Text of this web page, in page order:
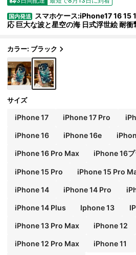
国内発送 スマホケース:iPhone17 16 15
応 巨大な波と星空の海 日式浮世絵 耐衝
カラー: ブラック
サイズ
iPhone 17 iPhone 17 Pro
iPhone 16 iPhone 16e
iPhone 16 Pro Max iPhone 16プ
iPhone 15 Pro iPhone 15 Pro
iPhone 14 iPhone 14 Pro
iPhone 14 Plus Iphone 13
iPhone 13 Pro Max iPhone 12
iPhone 12 Pro Max iPhone 11